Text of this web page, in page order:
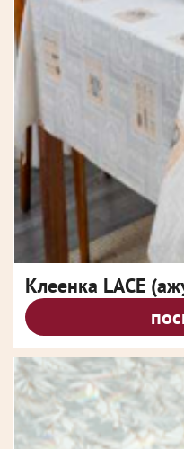
Клеенка LACE